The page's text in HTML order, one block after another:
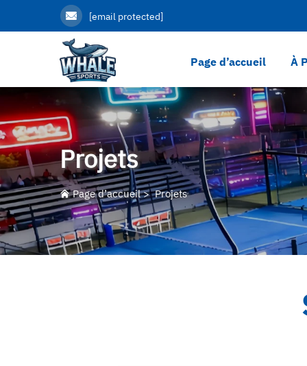
[email protected]
Page d’accueil À
Projets
Page d’accueil>Projets